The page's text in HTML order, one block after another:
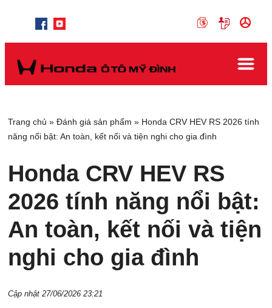
Trang chủ » Đánh giá sản phẩm » Honda CRV HEV RS 2026 tính
năng nổi bật: An toàn, kết nối và tiện nghi cho gia đình
Honda CRV HEV RS
2026 tính năng nổi bật:
An toàn, kết nối và tiện
nghi cho gia đình
Cập nhật 27/06/2026 23:21